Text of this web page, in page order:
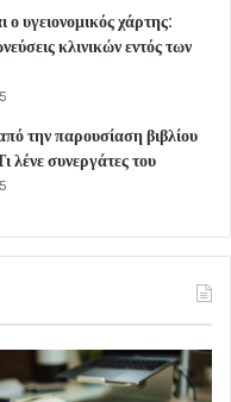
υγειονομικός χάρτης:
κλινικών εντός των
την παρουσίαση βιβλίου
λένε συνεργάτες του